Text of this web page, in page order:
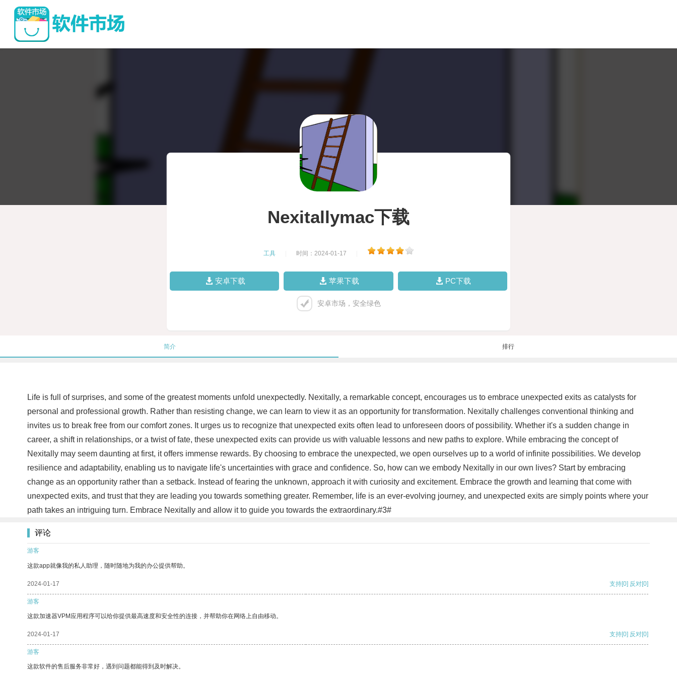
Nexitallymac下载
工具 时间：2024-01-17
安卓下载 苹果下载 PC下载
安卓市场，安全绿色
简介 排行
Life is full of surprises, and some of the greatest moments unfold unexpectedly. Nexitally, a remarkable concept, encourages us to embrace unexpected exits as catalysts for
personal and professional growth. Rather than resisting change, we can learn to view it as an opportunity for transformation. Nexitally challenges conventional thinking and
invites us to break free from our comfort zones. It urges us to recognize that unexpected exits often lead to unforeseen doors of possibility. Whether it's a sudden change in
career, a shift in relationships, or a twist of fate, these unexpected exits can provide us with valuable lessons and new paths to explore. While embracing the concept of
Nexitally may seem daunting at first, it offers immense rewards. By choosing to embrace the unexpected, we open ourselves up to a world of infinite possibilities. We develop
resilience and adaptability, enabling us to navigate life's uncertainties with grace and confidence. So, how can we embody Nexitally in our own lives? Start by embracing
change as an opportunity rather than a setback. Instead of fearing the unknown, approach it with curiosity and excitement. Embrace the growth and learning that come with
unexpected exits, and trust that they are leading you towards something greater. Remember, life is an ever-evolving journey, and unexpected exits are simply points where your
path takes an intriguing turn. Embrace Nexitally and allow it to guide you towards the extraordinary.#3#
评论
游客
这款app就像我的私人助理，随时随地为我的办公提供帮助。
2024-01-17 支持[0] 反对[0]
游客
这款加速器VPM应用程序可以给你提供最高速度和安全性的连接，并帮助你在网络上自由移动。
2024-01-17 支持[0] 反对[0]
游客
这款软件的售后服务非常好，遇到问题都能得到及时解决。